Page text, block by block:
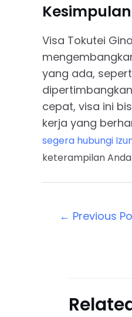
Kesimpulan
Visa Tokutei
yang ada,
cepat, visa ini
kerja yang
segera hubungi
keterampilan Anda
← Previous